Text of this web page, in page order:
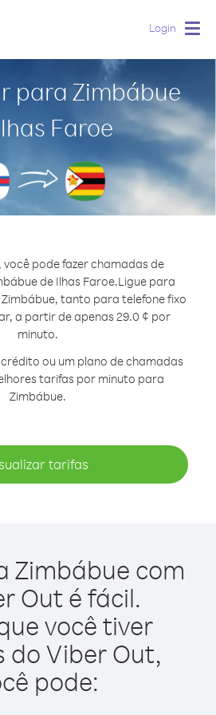
Login
para Zimbábue
Faroe
você pode fazer chamadas de
de Ilhas Faroe.Ligue para
tanto para telefone fixo
a partir de apenas 29.0 ¢ por
minuto.
ou um plano de chamadas
tarifas por minuto para
Zimbábue.
tarifas
Zimbábue com
Out é fácil.
você tiver
do Viber Out,
pode: